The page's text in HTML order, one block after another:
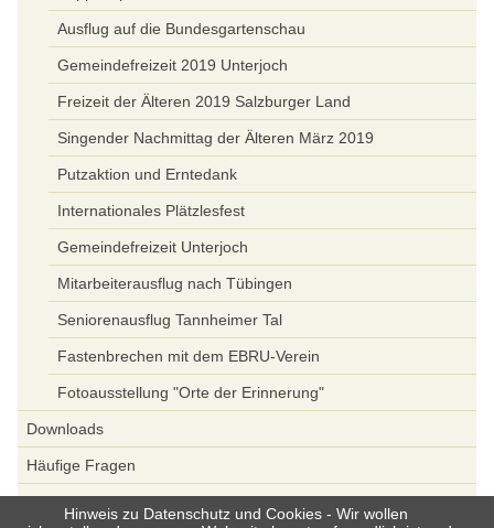
Ausflug auf die Bundesgartenschau
Gemeindefreizeit 2019 Unterjoch
Freizeit der Älteren 2019 Salzburger Land
Singender Nachmittag der Älteren März 2019
Putzaktion und Erntedank
Internationales Plätzlesfest
Gemeindefreizeit Unterjoch
Mitarbeiterausflug nach Tübingen
Seniorenausflug Tannheimer Tal
Fastenbrechen mit dem EBRU-Verein
Fotoausstellung "Orte der Erinnerung"
Downloads
Häufige Fragen
Spenden
Hinweis zu Datenschutz und Cookies - Wir wollen